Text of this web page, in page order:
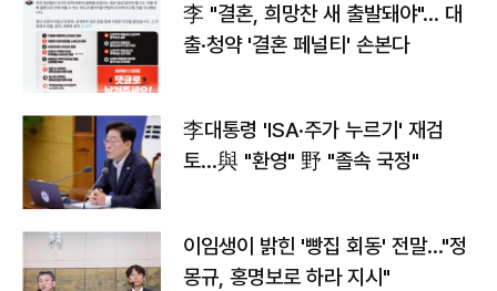
李 "결혼, 희망찬 새 출발돼야"… 대
출·청약 '결혼 페널티' 손본다
李대통령 'ISA·주가 누르기' 재검
토…與 "환영" 野 "졸속 국정"
이임생이 밝힌 '빵집 회동' 전말…"정
몽규, 홍명보로 하라 지시"